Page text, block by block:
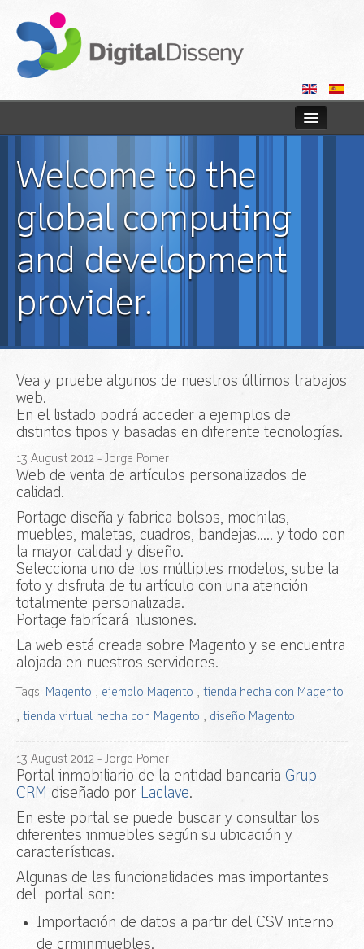
Web
Blog
Contact us
Welcome to the
global computing
and development
provider.
Vea y pruebe algunos de nuestros últimos trabajos
web.
En el listado podrá acceder a ejemplos de
distintos tipos y basadas en diferente tecnologías.
13 August 2012 - Jorge Pomer
Web de venta de artículos personalizados de
calidad.
Portage diseña y fabrica bolsos, mochilas,
muebles, maletas, cuadros, bandejas..... y todo con
la mayor calidad y diseño.
Selecciona uno de los múltiples modelos, sube la
foto y disfruta de tu artículo con una atención
totalmente personalizada.
Portage fabrícará ilusiones.
La web está creada sobre Magento y se encuentra
alojada en nuestros servidores.
Tags: Magento , ejemplo Magento , tienda hecha con Magento
, tienda virtual hecha con Magento , diseño Magento
13 August 2012 - Jorge Pomer
Portal inmobiliario de la entidad bancaria Grup
CRM diseñado por Laclave.
En este portal se puede buscar y consultar los
diferentes inmuebles según su ubicación y
características.
Algunas de las funcionalidades mas importantes
del portal son:
Importación de datos a partir del CSV interno
de crminmuebles.